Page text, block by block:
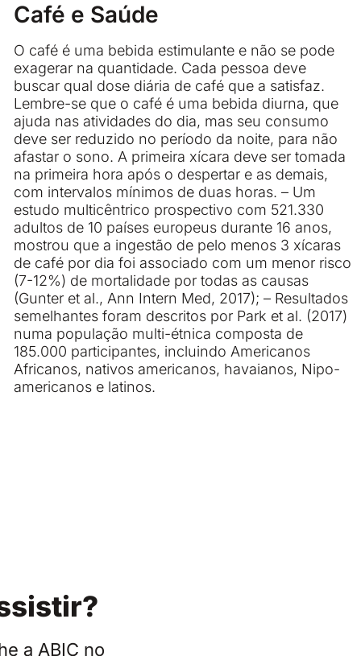
Café e Saúde
O café é uma bebida estimulante e não se pode
exagerar na quantidade. Cada pessoa deve
buscar qual dose diária de café que a satisfaz.
Lembre-se que o café é uma bebida diurna, que
ajuda nas atividades do dia, mas seu consumo
deve ser reduzido no período da noite, para não
afastar o sono. A primeira xícara deve ser tomada
na primeira hora após o despertar e as demais,
com intervalos mínimos de duas horas. – Um
estudo multicêntrico prospectivo com 521.330
adultos de 10 países europeus durante 16 anos,
mostrou que a ingestão de pelo menos 3 xícaras
de café por dia foi associado com um menor risco
(7-12%) de mortalidade por todas as causas
(Gunter et al., Ann Intern Med, 2017); – Resultados
semelhantes foram descritos por Park et al. (2017)
numa população multi-étnica composta de
185.000 participantes, incluindo Americanos
Africanos, nativos americanos, havaianos, Nipo-
americanos e latinos.
a ABIC no